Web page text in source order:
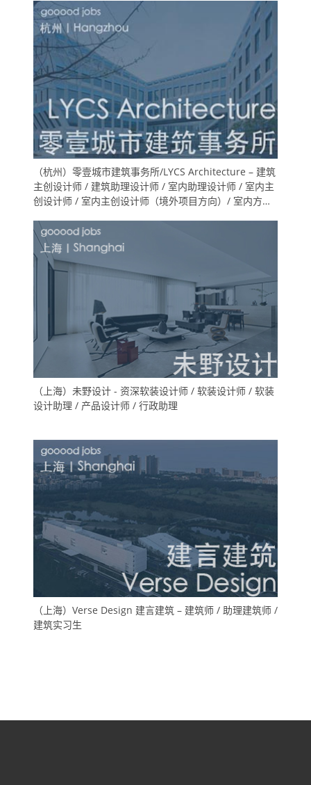
（杭州）零壹城市建筑事务所/LYCS Architecture – 建筑
主创设计师 / 建筑助理设计师 / 室内助理设计师 / 室内主
创设计师 / 室内主创设计师（境外项目方向）/ 室内方案
（上海）未野设计 - 资深软装设计师 / 软装设计师 / 软装
设计助理 / 产品设计师 / 行政助理
（上海）Verse Design 建言建筑 – 建筑师 / 助理建筑师 /
建筑实习生